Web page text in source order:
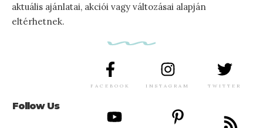
aktuális ajánlatai, akciói vagy változásai alapján
eltérhetnek.
Follow Us
FACEBOOK INSTAGRAM TWITTER